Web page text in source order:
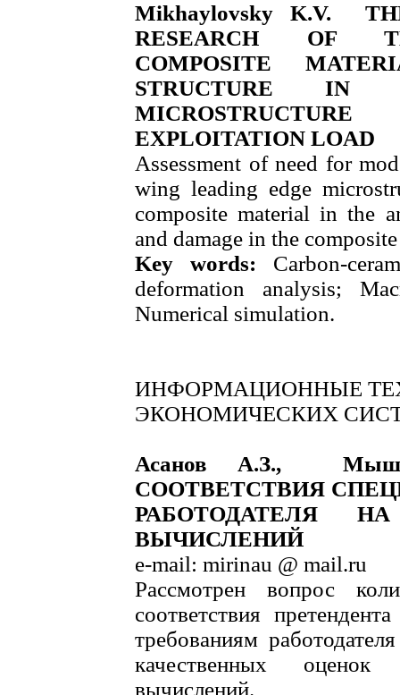
Mikhaylovsky K.V.
RESEARCH OF
COMPOSITE
STRUCTURE IN
EXPLOITATION LOAD
Assessment of need for
wing leading edge
composite material in the
and damage in the
Key words: Carbon-
deformation analysis;
Numerical simulation.
ИНФОРМАЦИОННЫЕ
ЭКОНОМИЧЕСКИХ
Асанов А.З.,
СООТВЕТСТВИЯ
РАБОТОДАТЕЛЯ
ВЫЧИСЛЕНИЙ
e-mail: mirinau @ mail.ru
Рассмотрен вопрос
соответствия
требованиям
качественных
вычислений.